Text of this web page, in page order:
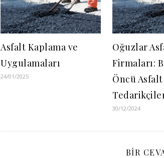
Asfalt Kaplama ve
Uygulamaları
24/01/2025
Oğuzlar
Firmaları:
Öncü Asfalt
30/12/2024
BIR